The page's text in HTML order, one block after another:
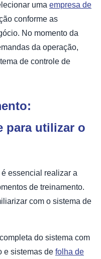
uma empresa de
conforme as
No momento da
da operação,
de controle de
para utilizar o
essencial realizar a
de treinamento.
com o sistema de
do sistema com
e sistemas de folha de